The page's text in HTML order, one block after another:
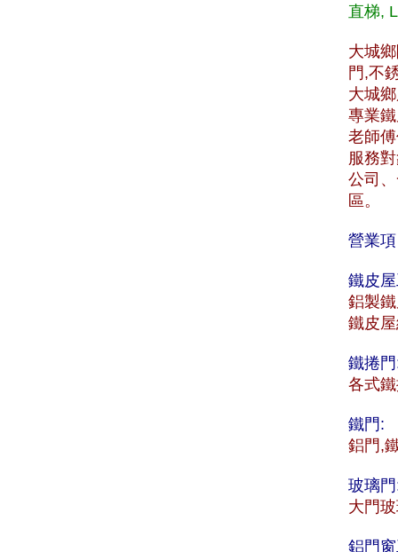
直梯,
大城
門,不
大城
專業
老師
服務
公司
區。
營業
鐵皮
鋁製
鐵皮
鐵捲
各式
鐵門:
鋁門,
玻璃
大門
鋁門